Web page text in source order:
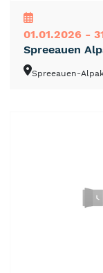
01.01.2026 -
Spreeauen
Spreeauen-